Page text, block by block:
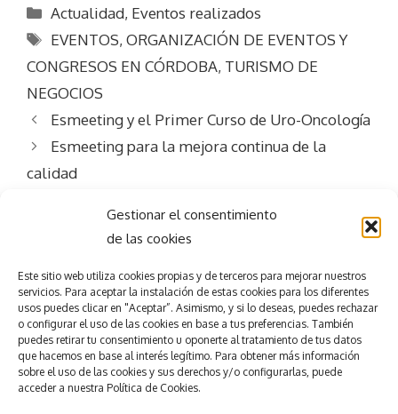
Gestionar el consentimiento
de las cookies
Este sitio web utiliza cookies propias y de terceros para mejorar nuestros
servicios. Para aceptar la instalación de estas cookies para los diferentes
usos puedes clicar en "Aceptar”. Asimismo, y si lo deseas, puedes rechazar
o configurar el uso de las cookies en base a tus preferencias. También
puedes retirar tu consentimiento u oponerte al tratamiento de tus datos
que hacemos en base al interés legítimo. Para obtener más información
sobre el uso de las cookies y sus derechos y/o configurarlas, puede
acceder a nuestra Política de Cookies.
Categorías
Actualidad, Eventos realizados
Etiquetas
EVENTOS,ORGANIZACIÓN DE EVENTOS Y
CONGRESOS EN CÓRDOBA, TURISMO DE
NEGOCIOS
Esmeeting y el Primer Curso de Uro-Oncología
Esmeeting para la mejora continua de la
calidad
Consigue eléxito
en tu evento